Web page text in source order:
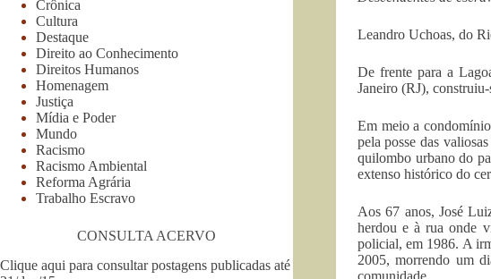
Leandro Uchoas, do
De frente para a
Janeiro (RJ),
Em meio a
pela posse das
quilombo urbano do
extenso histórico do
Aos 67 anos, José
herdou e à rua onde
policial, em 1986. A
2005, morrendo um
comunidade.
Crônica
Cultura
Destaque
Direito ao Conhecimento
Direitos Humanos
Homenagem
Justiça
Mídia e Poder
Mundo
Racismo
Racismo Ambiental
Reforma Agrária
Trabalho Escravo
CONSULTA ACERVO
Clique aqui para consultar postagens publicadas até